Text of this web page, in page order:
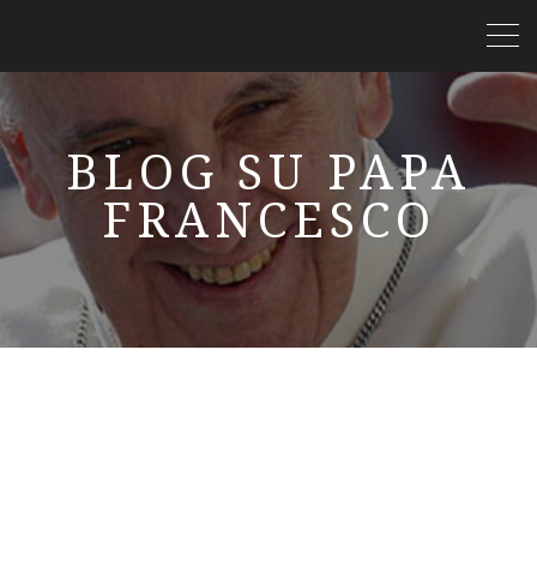
BLOG SU PAPA
FRANCESCO